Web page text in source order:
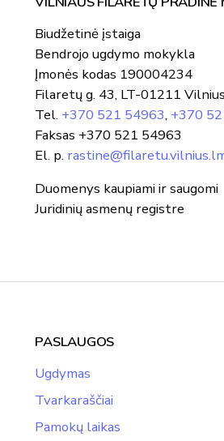
Biudžetinė įstaiga
Bendrojo ugdymo mokykla
Įmonės kodas 190004234
Filaretų g. 43, LT-01211 Vilnius
Tel. +370 521 54963, +370
Faksas +370 521 54963
El. p.
Duomenys kaupiami ir saugomi
Juridinių asmenų registre
PASLAUGOS
Ugdymas
Tvarkaraščiai
Pamokų laikas